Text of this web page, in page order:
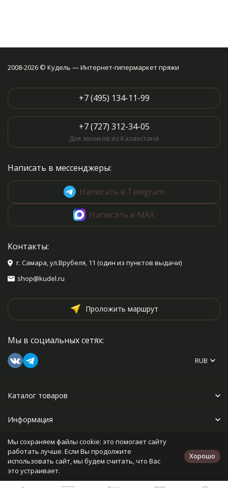
2008-2026 © Кудель — Интернет-гипермаркет пряжи
+7 (495) 134-11-99
+7 (727) 312-34-05
Для звонков из Казахстана
Написать в мессенджеры:
Написать в Telegram
Написать в MAX
Контакты:
г. Самара, ул.Врубеля, 11 (один из пунктов выдачи)
shop@kudel.ru
Проложить маршрут
Мы в социальных сетях:
RUB
Каталог товаров
Информация
Прочее
Политика персональных данных
Мы сохраняем файлы cookie: это помогает сайту
работать лучше. Если Вы продолжите
использовать сайт, мы будем считать, что Вас
это устраивает.
Хорошо